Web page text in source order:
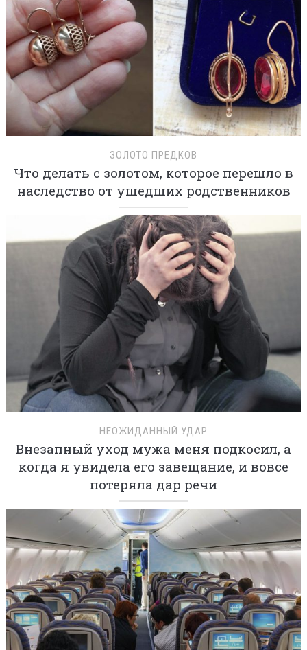
ЗОЛОТО ПРЕДКОВ
Что делать с золотом, которое перешло в
наследство от ушедших родственников
НЕОЖИДАННЫЙ УДАР
Внезапный уход мужа меня подкосил, а
когда я увидела его завещание, и вовсе
потеряла дар речи